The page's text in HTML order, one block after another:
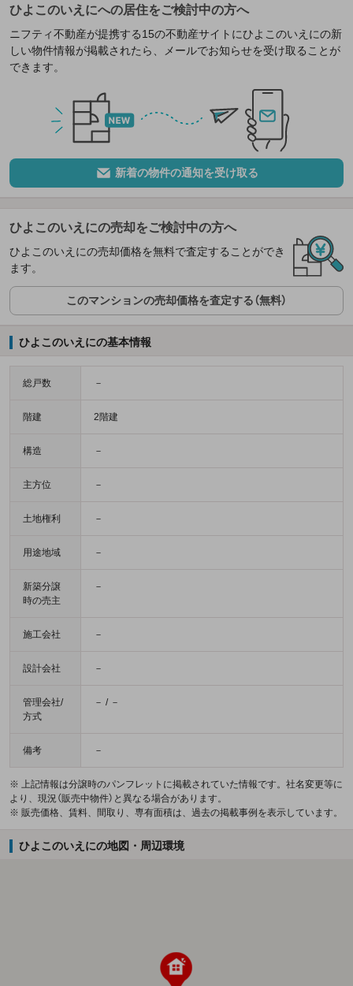
ひよこのいえにへの居住をご検討中の方へ
ニフティ不動産が提携する15の不動産サイトにひよこのいえにの新
しい物件情報が掲載されたら、メールでお知らせを受け取ることが
できます。
新着の物件の通知を受け取る
ひよこのいえにの売却をご検討中の方へ
ひよこのいえにの売却価格を無料で査定することができ
ます。
このマンションの売却価格を査定する（無料）
ひよこのいえにの基本情報
総戸数 －
階建 2階建
構造 －
主方位 －
土地権利 －
用途地域 －
新築分譲
時の売主
－
施工会社 －
設計会社 －
管理会社/
方式
－ / －
備考 －
※ 上記情報は分譲時のパンフレットに掲載されていた情報です。社名変更等に
より、現況（販売中物件）と異なる場合があります。
※ 販売価格、賃料、間取り、専有面積は、過去の掲載事例を表示しています。
ひよこのいえにの地図・周辺環境